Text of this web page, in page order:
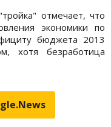
отмечает, что
экономики по
бюджета 2013
хотя безработица